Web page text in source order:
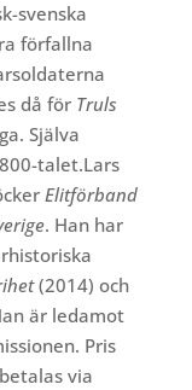
svenska
förfallna
då för Truls
Själva
talet.Lars
Elitförband
. Han har
(2014) och
är ledamot
Pris
via